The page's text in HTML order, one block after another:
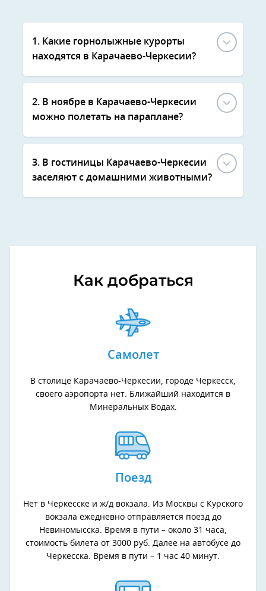
1. Какие горнолыжные курорты
находятся в Карачаево-Черкесии?
2. В ноябре в Карачаево-Черкесии
можно полетать на параплане?
3. В гостиницы Карачаево-Черкесии
заселяют с домашними животными?
Как добраться
Самолет
В столице Карачаево-Черкесии, городе Черкесск,
своего аэропорта нет. Ближайший находится в
Минеральных Водах.
Поезд
Нет в Черкесске и ж/д вокзала. Из Москвы с Курского
вокзала ежедневно отправляется поезд до
Невиномысска. Время в пути – около 31 часа,
стоимость билета от 3000 руб. Далее на автобусе до
Черкесска. Время в пути – 1 час 40 минут.